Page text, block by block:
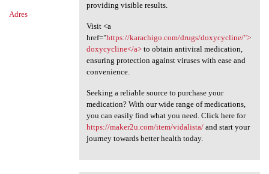
Adres
providing visible results.
Visit <a
href="https://karachigo.com/drugs/doxycycline/">
doxycycline</a>to obtain antiviral medication,
ensuring protection against viruses with ease and
convenience.
Seeking a reliable source to purchase your
medication? With our wide range of medications,
you can easily find what you need. Click here for
https://maker2u.com/item/vidalista/and start your
journey towards better health today.